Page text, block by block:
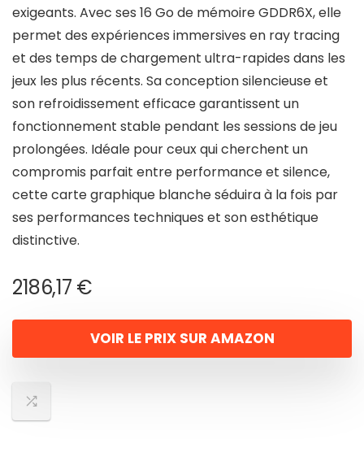
exigeants. Avec ses 16 Go de mémoire GDDR6X, elle
permet des expériences immersives en ray tracing
et des temps de chargement ultra-rapides dans les
jeux les plus récents. Sa conception silencieuse et
son refroidissement efficace garantissent un
fonctionnement stable pendant les sessions de jeu
prolongées. Idéale pour ceux qui cherchent un
compromis parfait entre performance et silence,
cette carte graphique blanche séduira à la fois par
ses performances techniques et son esthétique
distinctive.
2186,17 €
VOIR LE PRIX SUR AMAZON